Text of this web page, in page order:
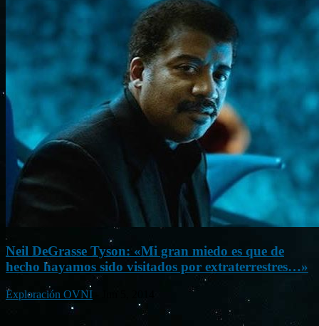
Neil DeGrasse Tyson: «Mi gran miedo es que de
hecho hayamos sido visitados por extraterrestres…»
Exploración OVNI